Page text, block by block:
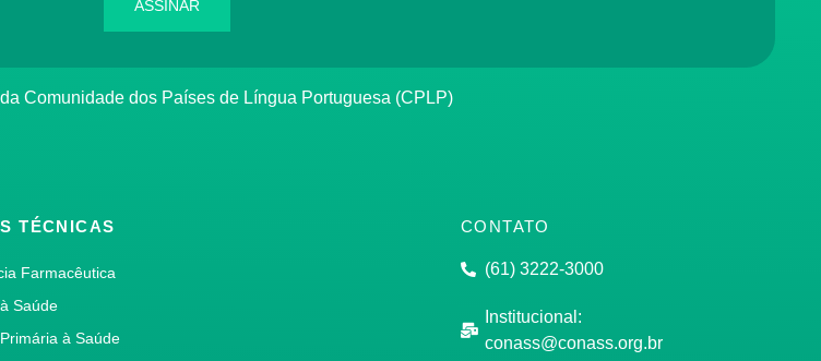
ASSINAR
Comunidade dos Países de Língua Portuguesa (CPLP)
TÉCNICAS
Farmacêutica
Saúde
à Saúde
CONTATO
(61) 3222-3000
Institucional:
conass@conass.org.br